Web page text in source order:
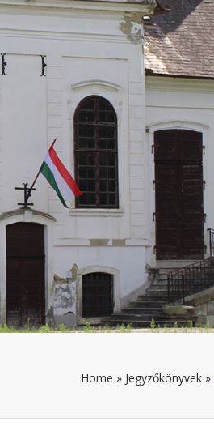
Home » Jegyzőkönyvek »